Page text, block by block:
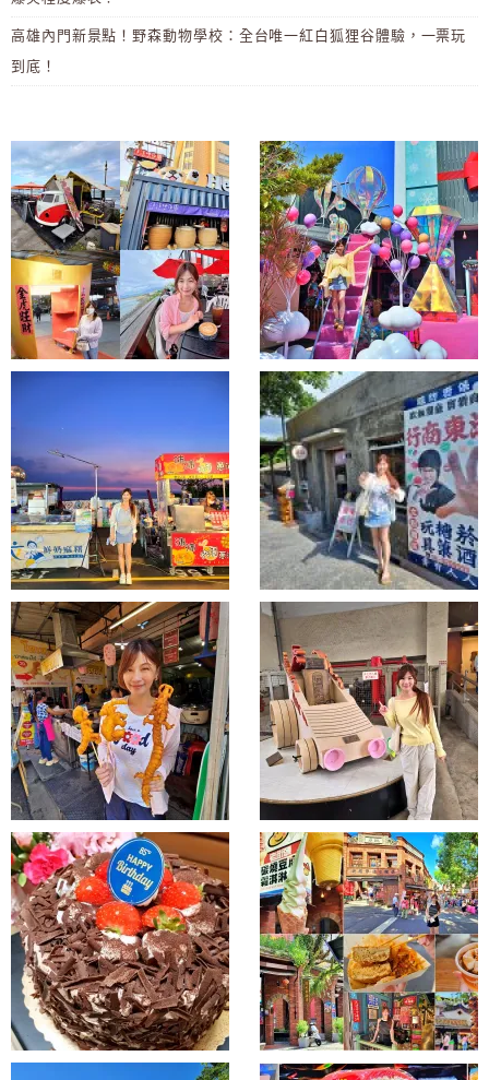
高雄內門新景點！野森動物學校：全台唯一紅白狐狸谷體驗，一票玩
到底！